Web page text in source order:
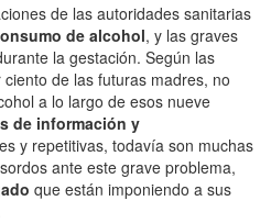
de las autoridades sanitarias
de alcohol, y las graves
la gestación. Según las
de las futuras madres, no
a lo largo de esos nueve
de información y
y repetitivas, todavía son muchas
ante este grave problema,
que están imponiendo a sus